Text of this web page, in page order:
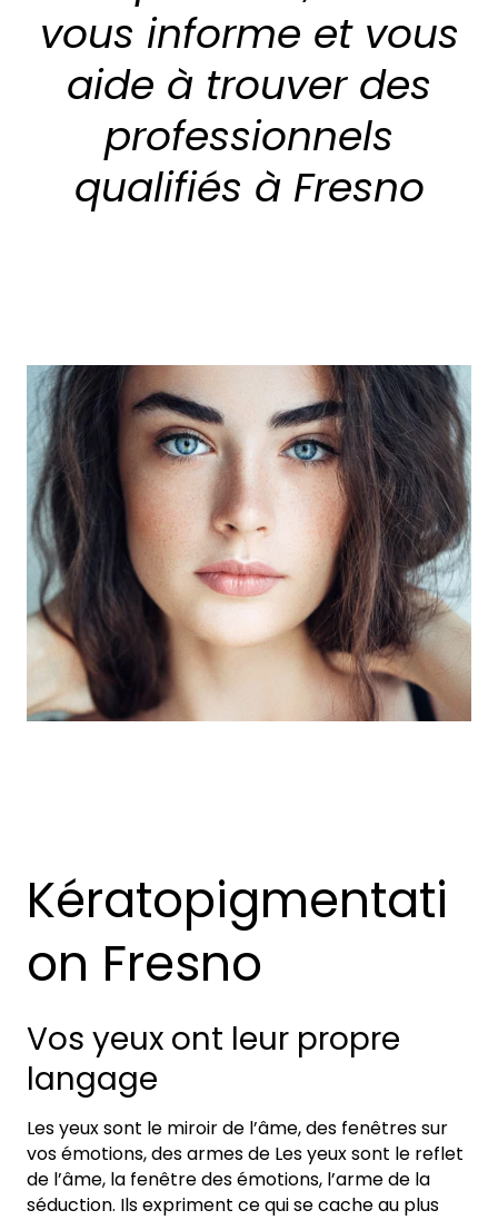
vous informe et vous
aide à trouver des
professionnels
qualifiés à Fresno
Kératopigmentati
on Fresno
Vos yeux ont leur propre
langage
Les yeux sont le miroir de l’âme, des fenêtres sur
vos émotions, des armes de Les yeux sont le reflet
de l’âme, la fenêtre des émotions, l’arme de la
séduction. Ils expriment ce qui se cache au plus